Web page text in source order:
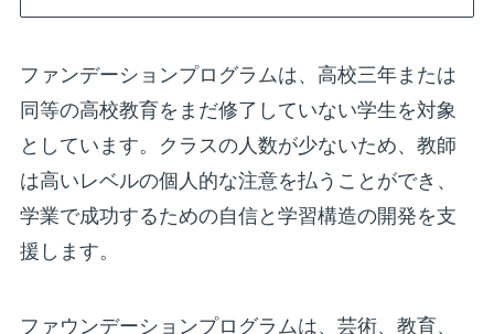
ファンデーションプログラムは、高校三年または
同等の高校教育をまだ修了していない学生を対象
としています。クラスの人数が少ないため、教師
は高いレベルの個人的な注意を払うことができ、
学業で成功するための自信と学習構造の開発を支
援します。
ファウンデーションプログラムは、芸術、教育、